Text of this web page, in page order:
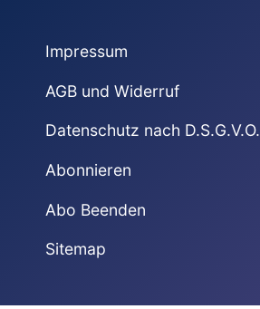
Impressum
AGB und Widerruf
Datenschutz nach D.S.G.V.O.
Abonnieren
Abo Beenden
Sitemap